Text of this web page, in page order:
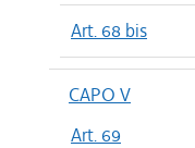
Art. 68 bis
CAPO V
Art. 69